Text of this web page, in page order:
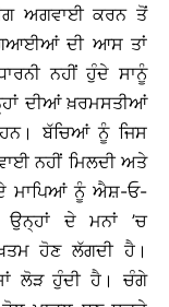
ਅਗਵਾਈ ਕਰਨ ਤੋਂ
ਦੀ ਆਸ ਤਾਂ
ਨਹੀਂ ਹੁੰਦੇ ਸਾਨੂੰ
ਦੀਆਂ ਖ਼ਰਮਸਤੀਆਂ
ਬੱਚਿਆਂ ਨੂੰ ਜਿਸ
ਨਹੀਂ ਮਿਲਦੀ ਅਤੇ
ਮਾਪਿਆਂ ਨੂੰ ਐਸ਼-ਓ-
ਦੇ ਮਨਾਂ ’ਚ
ਹੋਣ ਲੱਗਦੀ ਹੈ।
ਲੋੜ ਹੁੰਦੀ ਹੈ। ਚੰਗੇ